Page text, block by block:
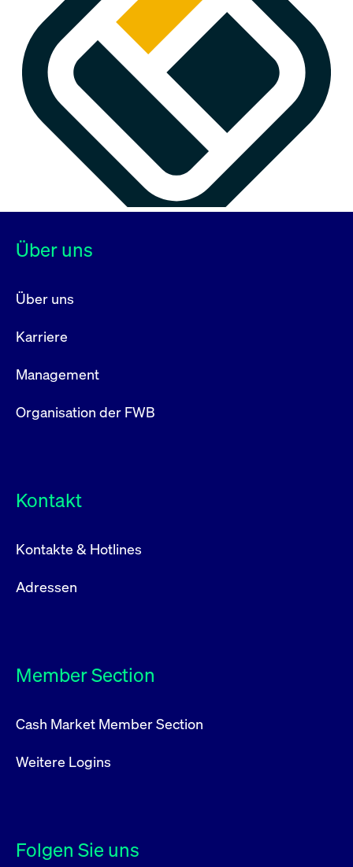
Über uns
Über uns
Karriere
Management
Organisation der FWB
Kontakt
Kontakte & Hotlines
Adressen
Member Section
Cash Market Member Section
Weitere Logins
Folgen Sie uns